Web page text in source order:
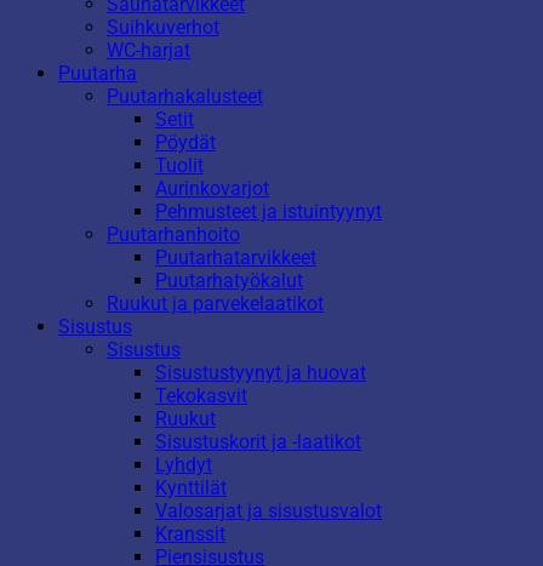
Suihkuverhot
WC-harjat
Puutarha
Puutarhakalusteet
Setit
Pöydät
Tuolit
Aurinkovarjot
Pehmusteet ja istuintyynyt
Puutarhanhoito
Puutarhatarvikkeet
Puutarhatyökalut
Ruukut ja parvekelaatikot
Sisustus
Sisustus
Sisustustyynyt ja huovat
Tekokasvit
Ruukut
Sisustuskorit ja -laatikot
Lyhdyt
Kynttilät
Valosarjat ja sisustusvalot
Kranssit
Piensisustus